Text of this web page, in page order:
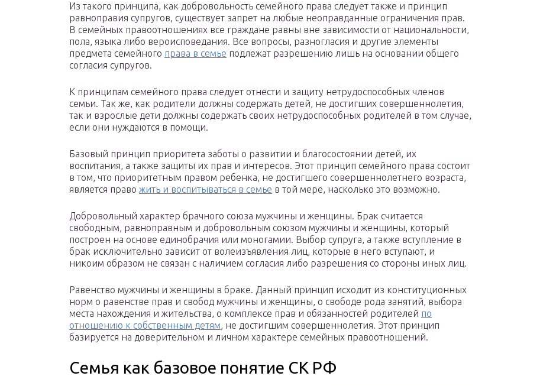
Из такого принципа, как добровольность семейного права следует также и принцип
равноправия супругов, существует запрет на любые неоправданные ограничения прав.
В семейных правоотношениях все граждане равны вне зависимости от национальности,
пола, языка либо вероисповедания. Все вопросы, разногласия и другие элементы
предмета семейного права в семье подлежат разрешению лишь на основании общего
согласия супругов.
К принципам семейного права следует отнести и защиту нетрудоспособных членов
семьи. Так же, как родители должны содержать детей, не достигших совершеннолетия,
так и взрослые дети должны содержать своих нетрудоспособных родителей в том случае,
если они нуждаются в помощи.
Базовый принцип приоритета заботы о развитии и благосостоянии детей, их
воспитания, а также защиты их прав и интересов. Этот принцип семейного права состоит
в том, что приоритетным правом ребенка, не достигшего совершеннолетнего возраста,
является право жить и воспитываться в семье в той мере, насколько это возможно.
Добровольный характер брачного союза мужчины и женщины. Брак считается
свободным, равноправным и добровольным союзом мужчины и женщины, который
построен на основе единобрачия или моногамии. Выбор супруга, а также вступление в
брак исключительно зависит от волеизъявления лиц, которые в него вступают, и
никоим образом не связан с наличием согласия либо разрешения со стороны иных лиц.
Равенство мужчины и женщины в браке. Данный принцип исходит из конституционных
норм о равенстве прав и свобод мужчины и женщины, о свободе рода занятий, выбора
места нахождения и жительства, о комплексе прав и обязанностей родителей по
отношению к собственным детям, не достигшим совершеннолетия. Этот принцип
базируется на доверительном и личном характере семейных правоотношений.
Семья как базовое понятие СК РФ